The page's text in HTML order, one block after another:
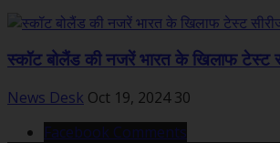
स्कॉट बोलैंड की नजरें भारत के खिलाफ टेस्ट
News Desk Oct 19, 2024 30
Facebook Comments